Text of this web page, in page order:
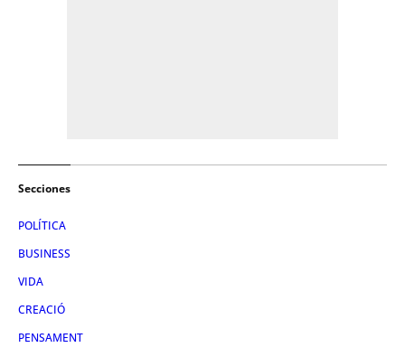
Secciones
POLÍTICA
BUSINESS
VIDA
CREACIÓ
PENSAMENT